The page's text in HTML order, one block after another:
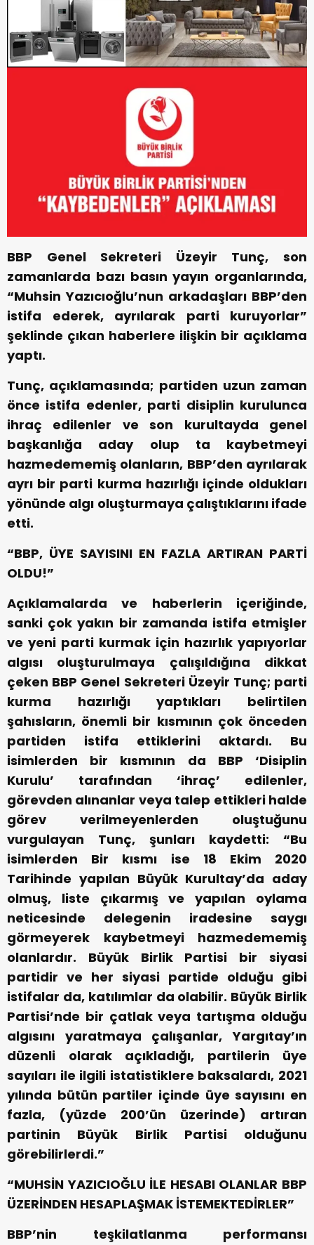
BBP Genel Sekreteri Üzeyir Tunç, son
zamanlarda bazı basın yayın organlarında,
“Muhsin Yazıcıoğlu’nun arkadaşları BBP’den
istifa ederek, ayrılarak parti kuruyorlar”
şeklinde çıkan haberlere ilişkin bir açıklama
yaptı.
Tunç, açıklamasında; partiden uzun zaman
önce istifa edenler, parti disiplin kurulunca
ihraç edilenler ve son kurultayda genel
başkanlığa aday olup ta kaybetmeyi
hazmedememiş olanların, BBP’den ayrılarak
ayrı bir parti kurma hazırlığı içinde oldukları
yönünde algı oluşturmaya çalıştıklarını ifade
etti.
“BBP, ÜYE SAYISINI EN FAZLA ARTIRAN PARTİ
OLDU!”
Açıklamalarda ve haberlerin içeriğinde,
sanki çok yakın bir zamanda istifa etmişler
ve yeni parti kurmak için hazırlık yapıyorlar
algısı oluşturulmaya çalışıldığına dikkat
çeken BBP Genel Sekreteri Üzeyir Tunç; parti
kurma hazırlığı yaptıkları belirtilen
şahısların, önemli bir kısmının çok önceden
partiden istifa ettiklerini aktardı. Bu
isimlerden bir kısmının da BBP ‘Disiplin
Kurulu’ tarafından ‘ihraç’ edilenler,
görevden alınanlar veya talep ettikleri halde
görev verilmeyenlerden oluştuğunu
vurgulayan Tunç, şunları kaydetti: “Bu
isimlerden Bir kısmı ise 18 Ekim 2020
Tarihinde yapılan Büyük Kurultay’da aday
olmuş, liste çıkarmış ve yapılan oylama
neticesinde delegenin iradesine saygı
görmeyerek kaybetmeyi hazmedememiş
olanlardır. Büyük Birlik Partisi bir siyasi
partidir ve her siyasi partide olduğu gibi
istifalar da, katılımlar da olabilir. Büyük Birlik
Partisi’nde bir çatlak veya tartışma olduğu
algısını yaratmaya çalışanlar, Yargıtay’ın
düzenli olarak açıkladığı, partilerin üye
sayıları ile ilgili istatistiklere baksalardı, 2021
yılında bütün partiler içinde üye sayısını en
fazla, (yüzde 200’ün üzerinde) artıran
partinin Büyük Birlik Partisi olduğunu
görebilirlerdi.”
“MUHSİN YAZICIOĞLU İLE HESABI OLANLAR BBP
ÜZERİNDEN HESAPLAŞMAK İSTEMEKTEDİRLER”
BBP’nin teşkilatlanma performansı